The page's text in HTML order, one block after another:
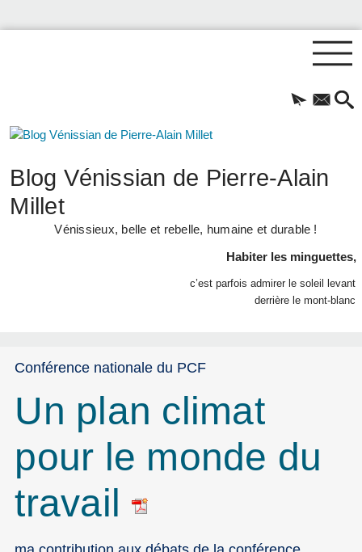
Blog Vénissian de Pierre-Alain
Millet
Vénissieux, belle et rebelle, humaine et durable !
Habiter les minguettes,
c’est parfois admirer le soleil levant
derrière le mont-blanc
Conférence nationale du PCF
Un plan climat
pour le monde du
travail